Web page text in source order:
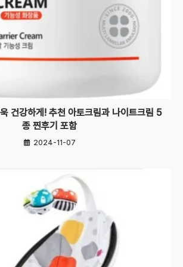
건강하게! 추천 아토크림과 나이트크림 5
종 찐후기 포함
2024-11-07